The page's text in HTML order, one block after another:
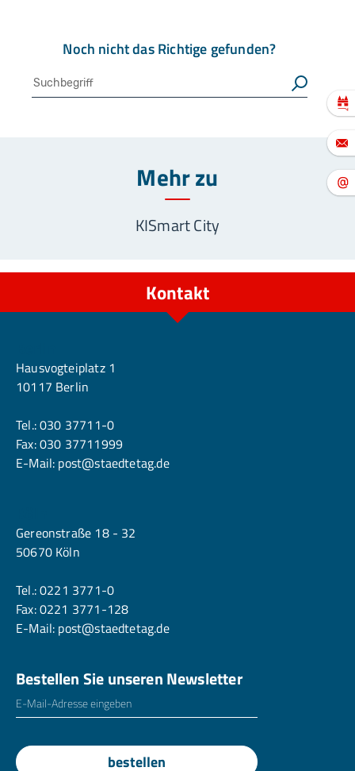
Noch nicht das Richtige gefunden?
Suche Suchen
Mehr zu
KISmart City
Kontakt
Hausvogteiplatz 1
10117 Berlin
Tel.:030 37711-0
Fax: 030 37711999
E-Mail: post@staedtetag.de
Gereonstraße 18 - 32
50670 Köln
Tel.:0221 3771-0
Fax: 0221 3771-128
E-Mail: post@staedtetag.de
Bestellen Sie unseren Newsletter
E-Mailadresse
bestellen